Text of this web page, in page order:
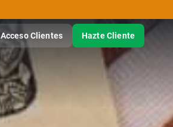
Acceso Clientes Hazte Cliente